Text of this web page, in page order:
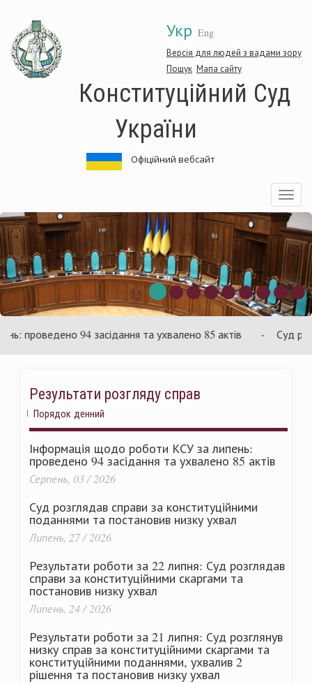
основного
матеріалу
Укр Eng
Версія для людей з вадами зору
Пошук Мапа сайту
Конституційний Суд
України
Офіційний вебсайт
Toggle
Суд
94 засідання та ухвалено 85 актів Суд
Результати розгляду справ
Порядок денний
Інформація щодо роботи КСУ за липень:
проведено 94 засідання та ухвалено 85 актів
Серпень, 03 / 2026
Суд розглядав справи за конституційними
поданнями та постановив низку ухвал
Липень, 27 / 2026
Результати роботи за 22 липня: Суд розглядав
справи за конституційними скаргами та
постановив низку ухвал
Липень, 24 / 2026
Результати роботи за 21 липня: Суд розглянув
низку справ за конституційними скаргами та
конституційними поданнями, ухвалив 2
рішення та постановив низку ухвал